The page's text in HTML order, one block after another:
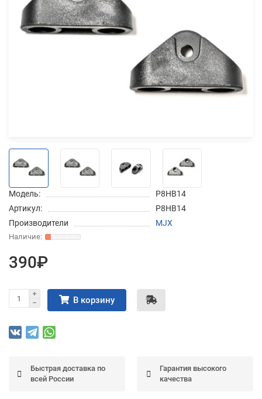
Модель:
P8HB14
Артикул:
P8HB14
Производители
MJX
390₽
В корзину
Быстрая доставка по
всей России
Гарантия высокого
качества
25 %
Получайте товар
выбранный способом
списываться
Подробнее
Остались вопросы?